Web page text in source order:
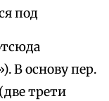
под
В основу пер.
трети